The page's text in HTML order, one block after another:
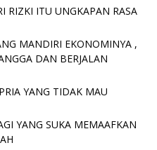
RIZKI ITU UNGKAPAN RASA
MANDIRI EKONOMINYA ,
DAN BERJALAN
YANG TIDAK MAU
YANG SUKA MEMAAFKAN